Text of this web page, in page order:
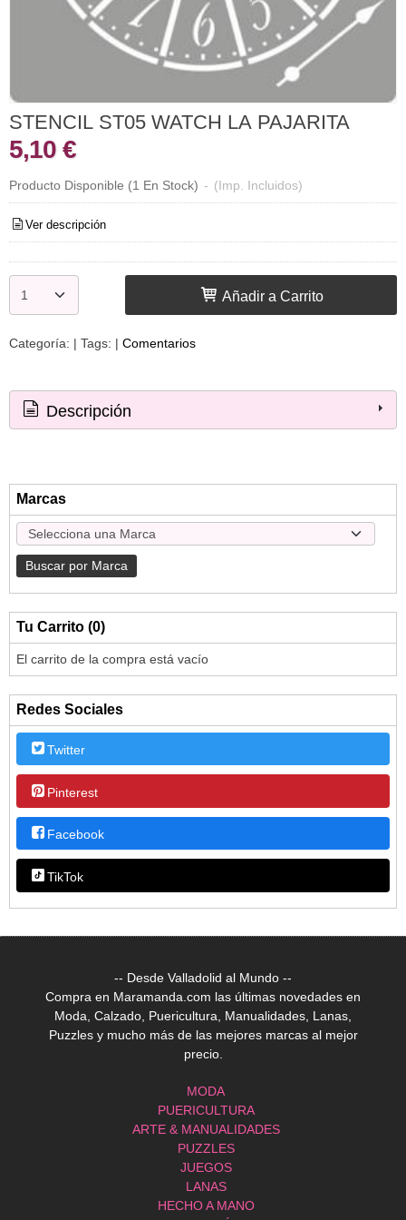
Marcas
Tu Carrito (0)
El carrito de la compra está vacío
Redes Sociales
Twitter
Pinterest
Facebook
TikTok
STENCIL ST05 WATCH LA PAJARITA
5,10 €
Producto Disponible (1 En Stock) - (Imp. Incluidos)
Ver descripción
Añadir a Carrito
Categoría: | Tags: | Comentarios
Descripción
-- Desde Valladolid al Mundo --
Compra en Maramanda.com las últimas novedades en
Moda, Calzado, Puericultura, Manualidades, Lanas,
Puzzles y mucho más de las mejores marcas al mejor
precio.
MODA
PUERICULTURA
ARTE & MANUALIDADES
PUZZLES
JUEGOS
LANAS
HECHO A MANO